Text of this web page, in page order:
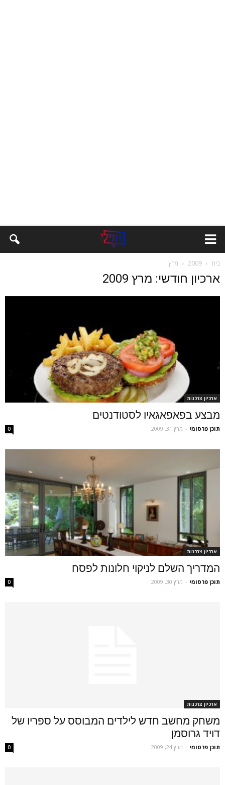
בית 2009 מרץ
ארכיון חודשי: מרץ 2009
ארכיון צרכנות
מבצע בפאפאגאיו לסטודנטים
תוכן פרסומי - מרץ 31, 2009 0
ארכיון צרכנות
המדריך השלם לניקוי חלונות לפסח
תוכן פרסומי - מרץ 30, 2009 0
ארכיון צרכנות
משחק מחשב חדש לילדים המבוסס על ספריו של
דויד גרוסמן
תוכן פרסומי - מרץ 24, 2009 0